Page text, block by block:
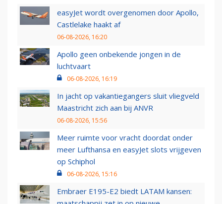
easyJet wordt overgenomen door Apollo,
Castlelake haakt af
06-08-2026, 16:20
Apollo geen onbekende jongen in de
luchtvaart
06-08-2026, 16:19
In jacht op vakantiegangers sluit vliegveld
Maastricht zich aan bij ANVR
06-08-2026, 15:56
Meer ruimte voor vracht doordat onder
meer Lufthansa en easyJet slots vrijgeven
op Schiphol
06-08-2026, 15:16
Embraer E195-E2 biedt LATAM kansen: